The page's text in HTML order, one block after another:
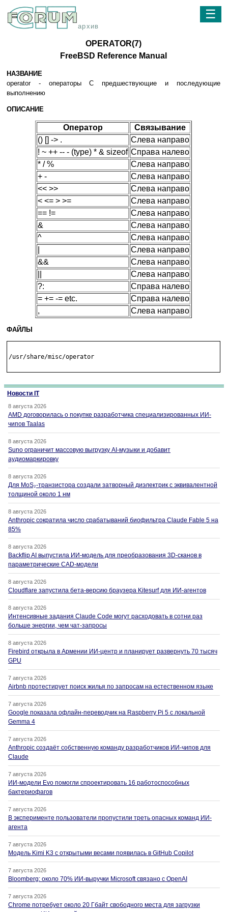
архив
☰
OPERATOR(7)
FreeBSD Reference Manual
НАЗВАНИЕ
operator - операторы C предшествующие и последующие
выполнению
ОПИСАНИЕ
Оператор
Связывание
() [] -> .
Слева направо
! ~ ++ -- - (type) * & sizeof Справа налево
* / %
Слева направо
+ -
Слева направо
<< >>
Слева направо
< <= > >=
Слева направо
== !=
Слева направо
&
Слева направо
^
Слева направо
Слева направо
&&
Слева направо
Слева направо
?:
Справа налево
= += -= etc.
Справа налево
,
Слева направо
ФАЙЛЫ
/usr/share/misc/operator
Новости IT
8 августа 2026
AMD договорилась о покупке разработчика специализированных ИИ-
чипов Taalas
8 августа 2026
Suno ограничит массовую выгрузку AI-музыки и добавит
аудиомаркировку
8 августа 2026
Для MoS₂-транзистора создали затворный диэлектрик с эквивалентной
толщиной около 1 нм
8 августа 2026
Anthropic сократила число срабатываний биофильтра Claude Fable 5 на
85%
8 августа 2026
Backflip AI выпустила ИИ-модель для преобразования 3D-сканов в
параметрические CAD-модели
8 августа 2026
Cloudflare запустила бета-версию браузера Kitesurf для ИИ-агентов
8 августа 2026
Интенсивные задания Claude Code могут расходовать в сотни раз
больше энергии, чем чат-запросы
8 августа 2026
Firebird открыла в Армении ИИ-центр и планирует развернуть 70 тысяч
GPU
7 августа 2026
Airbnb протестирует поиск жилья по запросам на естественном языке
7 августа 2026
Google показала офлайн-переводчик на Raspberry Pi 5 с локальной
Gemma 4
7 августа 2026
Anthropic создаёт собственную команду разработчиков ИИ-чипов для
Claude
7 августа 2026
ИИ-модели Evo помогли спроектировать 16 работоспособных
бактериофагов
7 августа 2026
В эксперименте пользователи пропустили треть опасных команд ИИ-
агента
7 августа 2026
Модель Kimi K3 с открытыми весами появилась в GitHub Copilot
7 августа 2026
Bloomberg: около 70% ИИ-выручки Microsoft связано с OpenAI
7 августа 2026
Chrome потребует около 20 Гбайт свободного места для загрузки